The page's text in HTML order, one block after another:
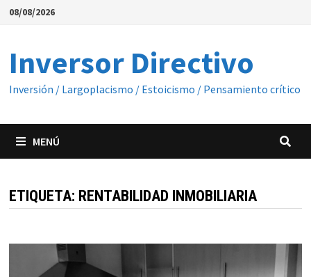
Saltar
08/08/2026
Inversor Directivo
Inversión / Largoplacismo / Estoicismo / Pensamiento crítico
MENÚ
ETIQUETA: RENTABILIDAD INMOBILIARIA